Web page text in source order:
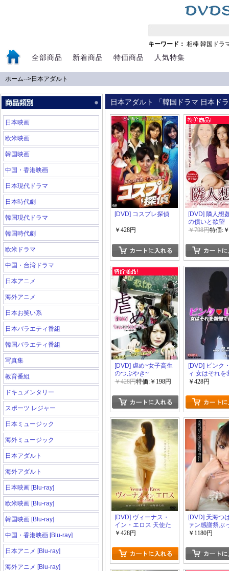
キーワード： 相棒 韓国ドラ
全部商品 新着商品 特価商品 人気特集
ホーム-->日本アダルト
日本映画
欧米映画
韓国映画
中国・香港映画
日本現代ドラマ
日本時代劇
韓国現代ドラマ
韓国時代劇
欧米ドラマ
中国・台湾ドラマ
日本アニメ
海外アニメ
日本お笑い系
日本バラエティ番組
韓国バラエティ番組
写真集
教育番組
ドキュメンタリー
スポーツ レジャー
日本ミュージック
海外ミュージック
日本アダルト
海外アダルト
日本映画 [Blu-ray]
欧米映画 [Blu-ray]
韓国映画 [Blu-ray]
中国・香港映画 [Blu-ray]
日本アニメ [Blu-ray]
海外アニメ [Blu-ray]
日本アダルト 「韓国ドラマ 日本ド
[DVD] コスプレ探偵
￥428円
[DVD] 隣人想
の償いと欲望
￥798円特価:
[DVD] 虐め~女子高生
のつぶやき~
￥428円特価:￥198円
[DVD] ピンク
ィ 女はそれを
きないッ
￥428円
[DVD] ヴィーナス・
イン・エロス 天使た
ちの詩歌
￥428円
[DVD] 天海つ
ァン感謝祭ぶ
￥1180円